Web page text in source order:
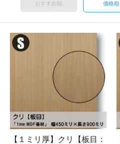
おすすめ順 価格順
【１ミリ厚】クリ【板目：